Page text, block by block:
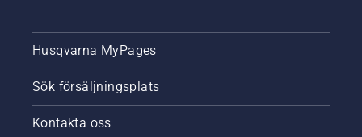
Husqvarna MyPages
Sök försäljningsplats
Kontakta oss